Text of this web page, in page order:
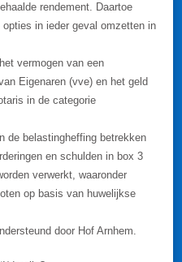
rendement. Daartoe
in ieder geval omzetten in
vermogen van een
Eigenaren (vve) en het geld
in de categorie
de belastingheffing betrekken
en schulden in box 3
verwerkt, waaronder
op basis van huwelijkse
door Hof Arnhem.